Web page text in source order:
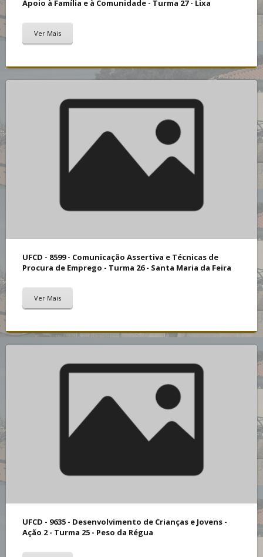
Apoio à Família e à Comunidade - Turma 27 - Lixa
Ver Mais
UFCD - 8599 - Comunicação Assertiva e Técnicas de
Procura de Emprego - Turma 26 - Santa Maria da Feira
Ver Mais
UFCD - 9635 - Desenvolvimento de Crianças e Jovens -
Ação 2 - Turma 25 - Peso da Régua